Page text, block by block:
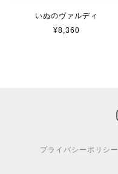
いぬのヴァルディ
¥8,360
プライバシーポリシー